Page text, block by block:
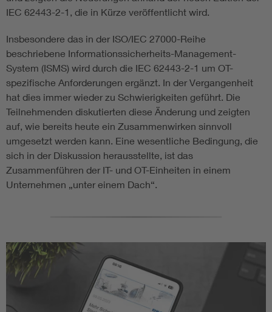
IEC 62443-2-1, die in Kürze veröffentlicht wird.
Insbesondere das in der ISO/IEC 27000-Reihe
beschriebene Informationssicherheits-Management-
System (ISMS) wird durch die IEC 62443-2-1 um OT-
spezifische Anforderungen ergänzt. In der Vergangenheit
hat dies immer wieder zu Schwierigkeiten geführt. Die
Teilnehmenden diskutierten diese Änderung und zeigten
auf, wie bereits heute ein Zusammenwirken sinnvoll
umgesetzt werden kann. Eine wesentliche Bedingung, die
sich in der Diskussion herausstellte, ist das
Zusammenführen der IT- und OT-Einheiten in einem
Unternehmen „unter einem Dach“.